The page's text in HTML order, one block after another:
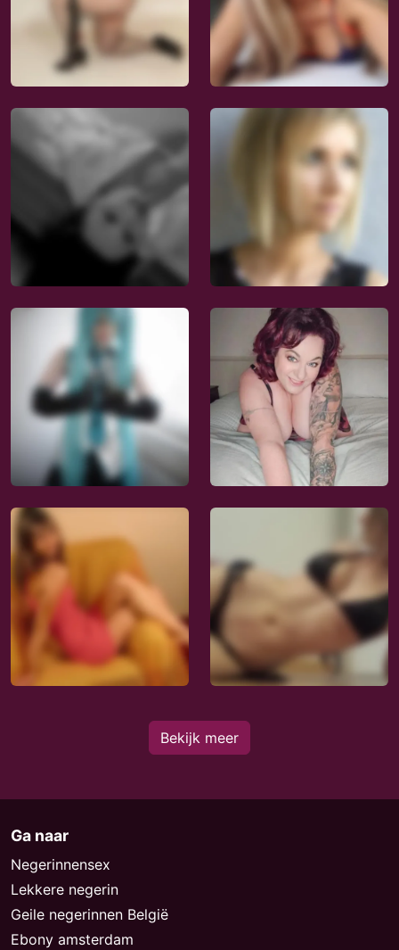
Bekijk meer
Ga naar
Negerinnensex
Lekkere negerin
Geile negerinnen België
Ebony amsterdam